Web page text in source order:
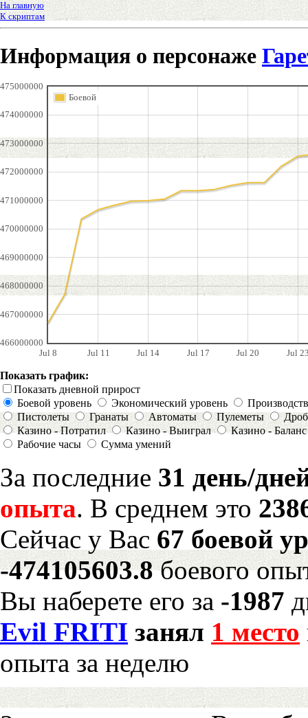
На главную
К скриптам
Информация о персонаже
Jul 8 Jul 11 Jul 14 Jul 17 Jul 20 Jul
466000000
467000000
468000000
469000000
470000000
471000000
472000000
473000000
474000000
475000000
Боевой
Показать график:
Показать дневной прирост
Боевой уровень
Экономический уровень
Пистолеты
Гранаты Автоматы Пулеметы
Казино - Потратил
Казино - Выиграл
Казино - Баланс
Рабочие часы
Сумма умений
За последние 31 день/
опыта. В среднем это
Сейчас у Вас 67 боевой
-474105603.8боевого
Вы наберете его за -1987
Evil FRITI занял 1 место
опыта за неделю